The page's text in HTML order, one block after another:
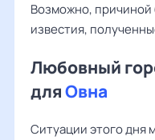
Возможно,
известия,
Любовный
дляОвна
Ситуации этого дня